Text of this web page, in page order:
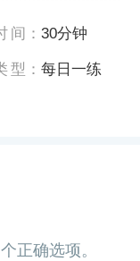
间 ：30分钟
型 ：每日一练
正确选项。